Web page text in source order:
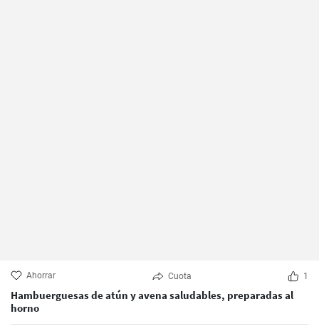
Ahorrar Cuota 1
Hambuerguesas de atún y avena saludables, preparadas al
horno